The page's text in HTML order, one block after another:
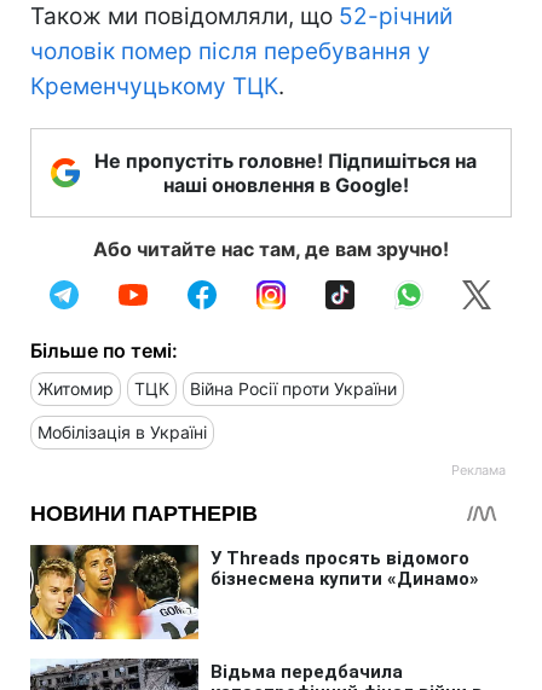
Також ми повідомляли, що 52-річний
чоловік помер після перебування у
Кременчуцькому ТЦК.
Не пропустіть головне! Підпишіться на
наші оновлення в Google!
Або читайте нас там, де вам зручно!
Більше по темі:
Житомир ТЦК Війна Росії проти України
Мобілізація в Україні